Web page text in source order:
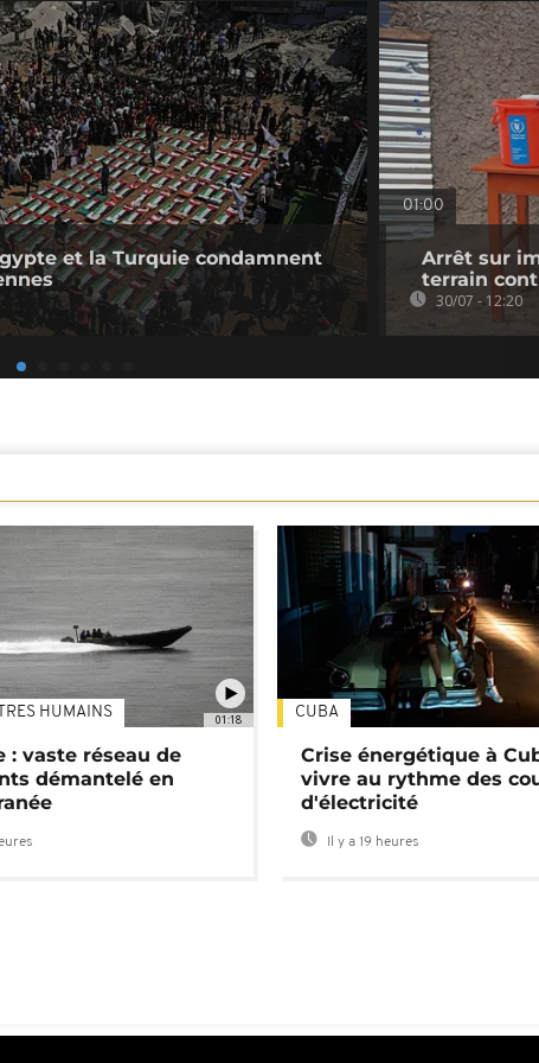
et la Turquie condamnent
01:00
Arrêt sur
terrain
30/07 - 12:20
01:18
HUMAINS
: vaste réseau de
démantelé en
CUBA
Crise énergétique à
vivre au rythme des
d'électricité
Il y a 19 heures